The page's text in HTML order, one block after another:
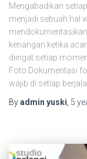
Mengabadikan
menjadi sebuah hal
kenangan ketika
diingat setiap
Foto Dokumentasi
wajib di setiap
Byadmin yuski 5